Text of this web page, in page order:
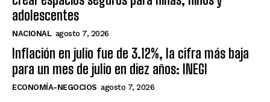
adolescentes
NACIONAL agosto 7, 2026
Inflación en julio fue de 3.12%, la cifra más baja
para un mes de julio en diez años: INEGI
ECONOMÍA-NEGOCIOS agosto 7, 2026